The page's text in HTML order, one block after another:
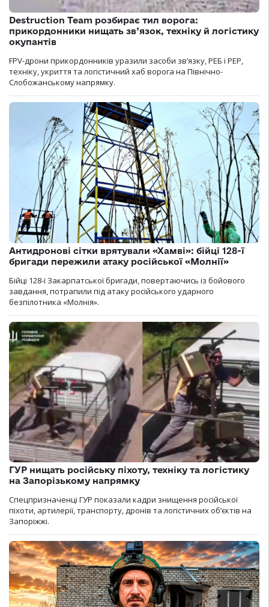
Destruction Team розбирає тил ворога:
прикордонники нищать зв’язок, техніку й логістику
окупантів
FPV-дрони прикордонників уразили засоби зв’язку, РЕБ і РЕР,
техніку, укриття та логістичний хаб ворога на Північно-
Слобожанському напрямку.
Антидронові сітки врятували «Хамві»: бійці 128-ї
бригади пережили атаку російської «Молнії»
Бійці 128-ї Закарпатської бригади, повертаючись із бойового
завдання, потрапили під атаку російського ударного
безпілотника «Молнія».
ГУР нищать російську піхоту, техніку та логістику
на Запорізькому напрямку
Спецпризначенці ГУР показали кадри знищення російської
піхоти, артилерії, транспорту, дронів та логістичних об’єктів на
Запоріжжі.